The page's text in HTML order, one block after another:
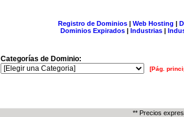
Registro de Dominios| Web Hosting |
Dominios Expirados | Industrias |
Categorías de Dominio:
[Pág.
** Precios